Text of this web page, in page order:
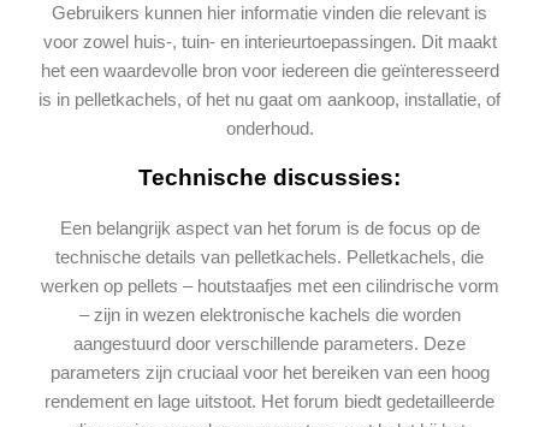
Gebruikers kunnen hier informatie vinden die relevant is
voor zowel huis-, tuin- en interieurtoepassingen. Dit maakt
het een waardevolle bron voor iedereen die geïnteresseerd
is in pelletkachels, of het nu gaat om aankoop, installatie, of
onderhoud​.
Technische discussies:
Een belangrijk aspect van het forum is de focus op de
technische details van pelletkachels. Pelletkachels, die
werken op pellets – houtstaafjes met een cilindrische vorm
– zijn in wezen elektronische kachels die worden
aangestuurd door verschillende parameters. Deze
parameters zijn cruciaal voor het bereiken van een hoog
rendement en lage uitstoot. Het forum biedt gedetailleerde